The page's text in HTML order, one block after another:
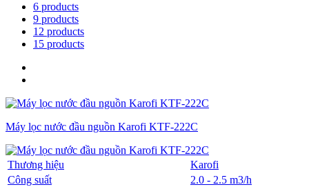
6 products
9 products
12 products
15 products
Máy lọc nước đầu nguồn Karofi KTF-222C
Thương hiệu
Karofi
Công suất
2.0 - 2.5 m3/h